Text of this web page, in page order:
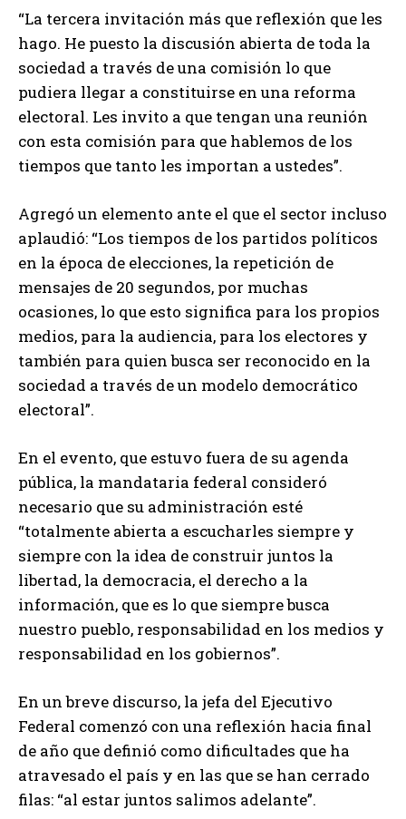
“La tercera invitación más que reflexión que les
hago. He puesto la discusión abierta de toda la
sociedad a través de una comisión lo que
pudiera llegar a constituirse en una reforma
electoral. Les invito a que tengan una reunión
con esta comisión para que hablemos de los
tiempos que tanto les importan a ustedes”.
Agregó un elemento ante el que el sector incluso
aplaudió: “Los tiempos de los partidos políticos
en la época de elecciones, la repetición de
mensajes de 20 segundos, por muchas
ocasiones, lo que esto significa para los propios
medios, para la audiencia, para los electores y
también para quien busca ser reconocido en la
sociedad a través de un modelo democrático
electoral”.
En el evento, que estuvo fuera de su agenda
pública, la mandataria federal consideró
necesario que su administración esté
“totalmente abierta a escucharles siempre y
siempre con la idea de construir juntos la
libertad, la democracia, el derecho a la
información, que es lo que siempre busca
nuestro pueblo, responsabilidad en los medios y
responsabilidad en los gobiernos”.
En un breve discurso, la jefa del Ejecutivo
Federal comenzó con una reflexión hacia final
de año que definió como dificultades que ha
atravesado el país y en las que se han cerrado
filas: “al estar juntos salimos adelante”.